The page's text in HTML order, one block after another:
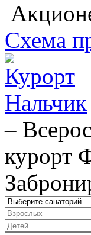
Схема
–
курорт